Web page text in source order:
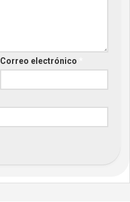
Correo electrónico